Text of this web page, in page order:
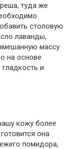
туда же
столовую
лаванды,
массу
на основе
и
кожу более
она
помидора,